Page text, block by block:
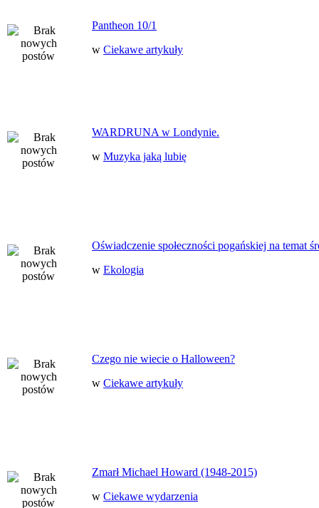
Pantheon 10/1
w Ciekawe artykuły
WARDRUNA w Londynie.
w Muzyka jaką lubię
Oświadczenie społeczności pogańskiej na temat
w Ekologia
Czego nie wiecie o Halloween?
w Ciekawe artykuły
Zmarł Michael Howard (1948-2015)
w Ciekawe wydarzenia